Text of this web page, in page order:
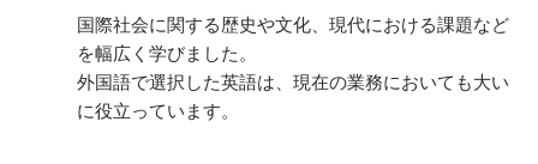
国際社会に関する歴史や文化、現代における課題など
を幅広く学びました。
外国語で選択した英語は、現在の業務においても大い
に役立っています。